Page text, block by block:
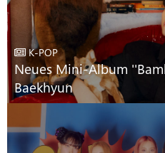
K-POP
Neues Mini-Album
Baekhyun